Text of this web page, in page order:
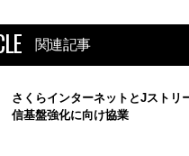
関連記事
さくらインターネットとJストリ
信基盤強化に向け協業